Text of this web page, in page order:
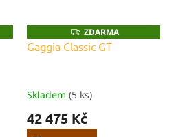
Z
D
A
ZDARMA
Gaggia Classic GT
Skladem (5 ks)
42 475 Kč